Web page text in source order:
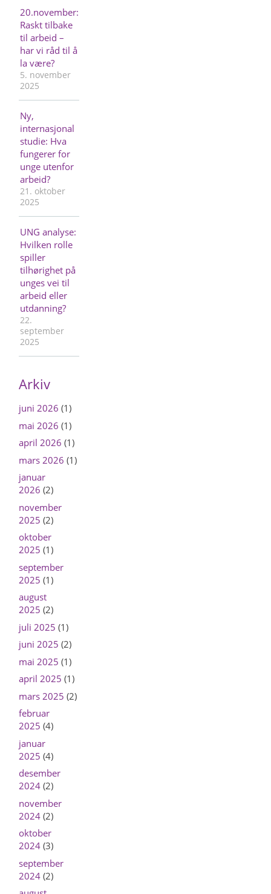
20.november:
Raskt tilbake
til arbeid –
har vi råd til å
la være?
5. november
2025
Ny,
internasjonal
studie: Hva
fungerer for
unge utenfor
arbeid?
21. oktober
2025
UNG analyse:
Hvilken rolle
spiller
tilhørighet på
unges vei til
arbeid eller
utdanning?
22.
september
2025
Arkiv
juni 2026 (1)
mai 2026 (1)
april 2026 (1)
mars 2026 (1)
januar
2026 (2)
november
2025 (2)
oktober
2025 (1)
september
2025 (1)
august
2025 (2)
juli 2025 (1)
juni 2025 (2)
mai 2025 (1)
april 2025 (1)
mars 2025 (2)
februar
2025 (4)
januar
2025 (4)
desember
2024(2)
november
2024(2)
oktober
2024(3)
september
2024(2)